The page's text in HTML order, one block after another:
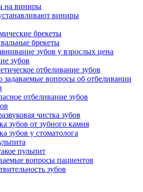
на виниры
виниры
брекеты
брекеты
зубов у взрослых цена
зубов
отбеливание зубов
задаваемые вопросы об отбеливании
отбеливание зубов
чистка зубов
зубов от зубного камня
зубов у стоматолога
пульпит
вопросы пациентов
зубов